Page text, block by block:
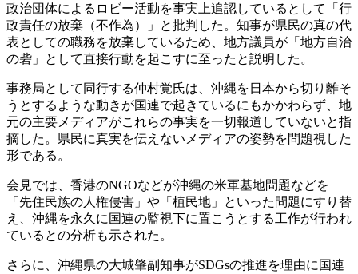
政治団体によるロビー活動を事実上追認しているとして「行
政責任の放棄（不作為）」と批判した。知事が県民の真の代
表としての職務を放棄しているため、地方議員が「地方自治
の砦」として直接行動を起こすに至ったと説明した。
事務局として同行する仲村覚氏は、沖縄を日本から切り離そ
うとするような動きが国連で起きているにもかかわらず、地
元の主要メディアがこれらの事実を一切報道していないと指
摘した。県民に真実を伝えないメディアの姿勢を問題視した
形である。
会見では、香港のNGOなどが沖縄の米軍基地問題などを
「先住民族の人権侵害」や「植民地」といった問題にすり替
え、沖縄を永久に国連の監視下に置こうとする工作が行われ
ているとの分析も示された。
さらに、沖縄県の大城肇副知事がSDGsの推進を理由に国連